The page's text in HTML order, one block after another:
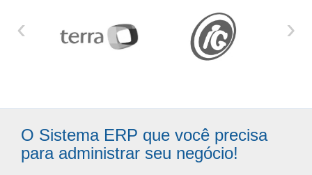
‹ ›
O Sistema ERP que você precisa
para administrar seu negócio!